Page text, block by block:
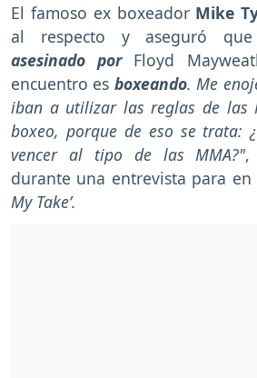
El famoso ex boxeador Mike
al respecto y aseguró que
asesinado por Floyd
encuentro es boxeando. Me
iban a utilizar las reglas de las
boxeo, porque de eso se trata:
vencer al tipo de las MMA?",
durante una entrevista para en
My Take’.